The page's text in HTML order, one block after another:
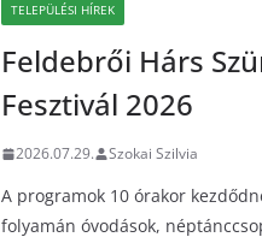
TELEPÜLÉSI HÍREK
Feldebrői Hárs
Fesztivál 2026
2026.07.29. Szokai Szilvia
A programok 10 órakor
folyamán óvodások,